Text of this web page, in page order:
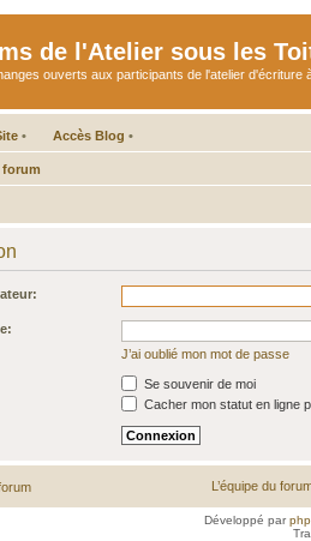
de l'Atelier sous les
ouverts aux participants de l'atelier d'écriture
• Accès Blog •
forum
J’ai oublié mon mot de passe
Se souvenir de moi
Cacher mon statut en ligne
L’équipe du
Développé par